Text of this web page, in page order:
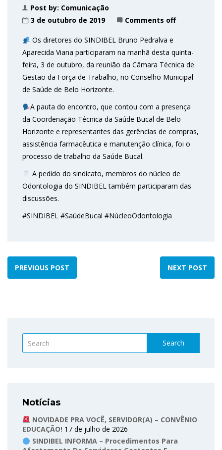
Post by: Comunicação
3 de outubro de 2019
Comments off
Os diretores do SINDIBEL Bruno Pedralva e
Aparecida Viana participaram na manhã desta quinta-
feira, 3 de outubro, da reunião da Câmara Técnica de
Gestão da Força de Trabalho, no Conselho Municipal
de Saúde de Belo Horizonte.
A pauta do encontro, que contou com a presença
da Coordenação Técnica da Saúde Bucal de Belo
Horizonte e representantes das gerências de compras,
assistência farmacêutica e manutenção clínica, foi o
processo de trabalho da Saúde Bucal.
A pedido do sindicato, membros do núcleo de
Odontologia do SINDIBEL também participaram das
discussões.
#SINDIBEL #SaúdeBucal #NúcleoOdontologia
PREVIOUS POST NEXT POST
Search
Notícias
NOVIDADE PRA VOCÊ, SERVIDOR(A) – CONVÊNIO
EDUCAÇÃO! 17 de julho de 2026
SINDIBEL INFORMA – Procedimentos Para